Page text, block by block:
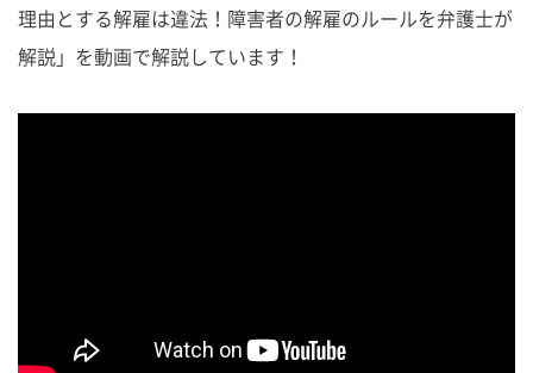
理由とする解雇は違法！障害者の解雇のルールを弁護士が
解説」を動画で解説しています！